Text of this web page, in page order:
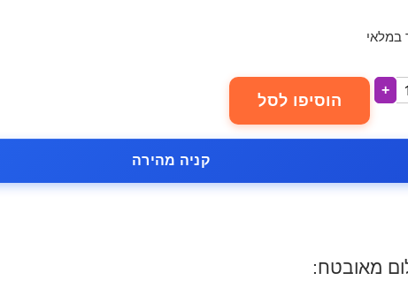
במלאי
+
הוסיפו לסל
קניה מהירה
מאובטח: